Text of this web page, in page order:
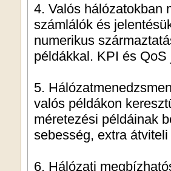
4. Valós hálózatokban
számlálók és
numerikus
példákkal. KPI és
5.
valós példákon
méretezési példáinak
sebesség, extra
6. Hálózati